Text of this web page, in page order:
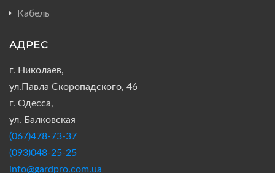
Кабель
АДРЕС
г. Николаев,
ул.Павла Скоропадского, 46
г. Одесса,
ул. Балковская
(067)478-73-37
(093)048-25-25
info@gardpro.com.ua